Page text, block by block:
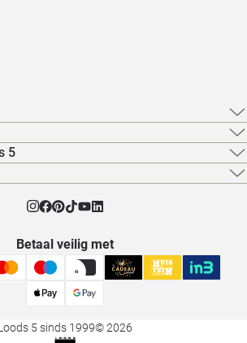
5
Betaal veilig met
5 sinds 1999© 2026